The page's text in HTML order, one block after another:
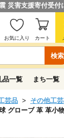
災害支援寄付受付
検索
お気に入り カート
品一覧 まち一覧
芸品
その他工
グローブ 革 革小